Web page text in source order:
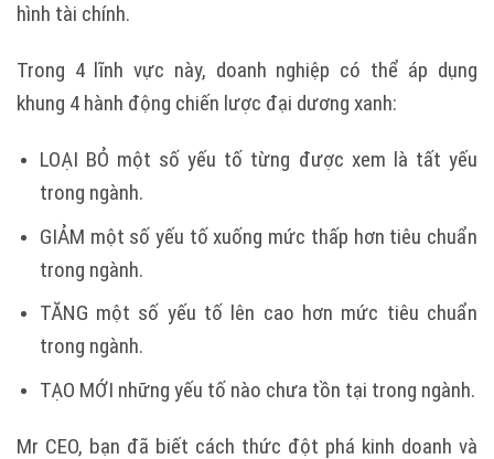
hình tài chính.
Trong 4 lĩnh vực này, doanh nghiệp có thể áp dụng
khung 4 hành động chiến lược đại dương xanh:
LOẠI BỎ một số yếu tố từng được xem là tất yếu
trong ngành.
GIẢM một số yếu tố xuống mức thấp hơn tiêu chuẩn
trong ngành.
TĂNG một số yếu tố lên cao hơn mức tiêu chuẩn
trong ngành.
TẠO MỚI những yếu tố nào chưa tồn tại trong ngành.
Mr CEO, bạn đã biết cách thức đột phá kinh doanh và